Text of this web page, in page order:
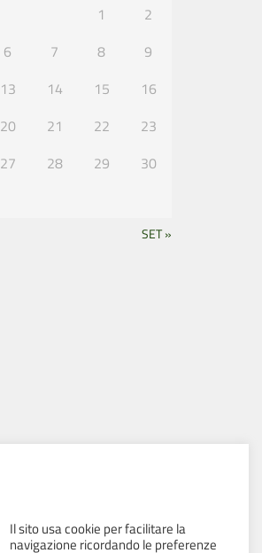
1
2
6 7 8
9
13 14 15
16
20 21 22
23
27 28 29
30
SET »
Il sito usa cookie per facilitare la
navigazione ricordando le preferenze